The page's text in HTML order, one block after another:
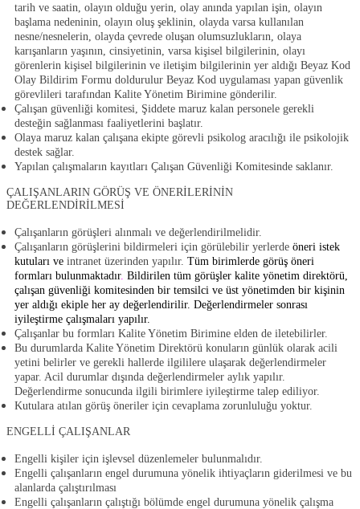
tarih ve saatin, olayın olduğu yerin, olay anında yapılan işin, olayın
başlama nedeninin, olayın oluş şeklinin, olayda varsa kullanılan
nesne/nesnelerin, olayda çevrede oluşan olumsuzlukların, olaya
karışanların yaşının, cinsiyetinin, varsa kişisel bilgilerinin, olayı
görenlerin kişisel bilgilerinin ve iletişim bilgilerinin yer aldığı Beyaz Kod
Olay Bildirim Formu doldurulur Beyaz Kod uygulaması yapan güvenlik
görevlileri tarafından Kalite Yönetim Birimine gönderilir.
Çalışan güvenliği komitesi, Şiddete maruz kalan personele gerekli
desteğin sağlanması faaliyetlerini başlatır.
Olaya maruz kalan çalışana ekipte görevli psikolog aracılığı ile psikolojik
destek sağlar.
Yapılan çalışmaların kayıtları Çalışan Güvenliği Komitesinde saklanır.
ÇALIŞANLARIN GÖRÜŞ VE ÖNERİLERİNİN
DEĞERLENDİRİLMESİ
Çalışanların görüşleri alınmalı ve değerlendirilmelidir.
Çalışanların görüşlerini bildirmeleri için görülebilir yerlerde öneri istek
kutuları ve intranet üzerinden yapılır. Tüm birimlerde görüş öneri
formları bulunmaktadır. Bildirilen tüm görüşler kalite yönetim direktörü,
çalışan güvenliği komitesinden bir temsilci ve üst yönetimden bir kişinin
yer aldığı ekiple her ay değerlendirilir. Değerlendirmeler sonrası
iyileştirme çalışmaları yapılır.
Çalışanlar bu formları Kalite Yönetim Birimine elden de iletebilirler.
Bu durumlarda Kalite Yönetim Direktörü konuların günlük olarak acili
yetini belirler ve gerekli hallerde ilgililere ulaşarak değerlendirmeler
yapar. Acil durumlar dışında değerlendirmeler aylık yapılır.
Değerlendirme sonucunda ilgili birimlere iyileştirme talep ediliyor.
Kutulara atılan görüş öneriler için cevaplama zorunluluğu yoktur.
ENGELLİ ÇALIŞANLAR
Engelli kişiler için işlevsel düzenlemeler bulunmalıdır.
Engelli çalışanların engel durumuna yönelik ihtiyaçların giderilmesi ve bu
alanlarda çalıştırılması
Engelli çalışanların çalıştığı bölümde engel durumuna yönelik çalışma